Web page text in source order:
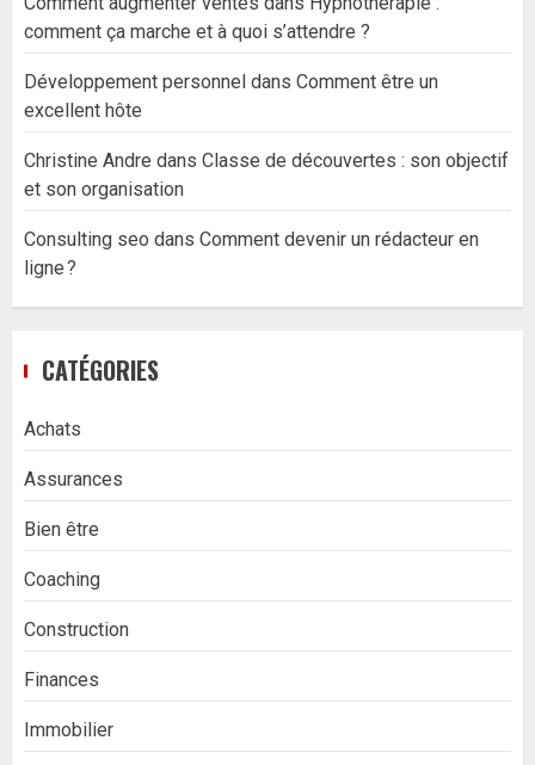
comment ça marche et à quoi s’attendre ?
Développement personnel dans Comment être un
excellent hôte
Christine Andre dans Classe de découvertes : son objectif
et son organisation
Consulting seo dans Comment devenir un rédacteur en
ligne ?
CATÉGORIES
Achats
Assurances
Bien être
Coaching
Construction
Finances
Immobilier